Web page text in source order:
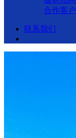
合作客户
联系我们